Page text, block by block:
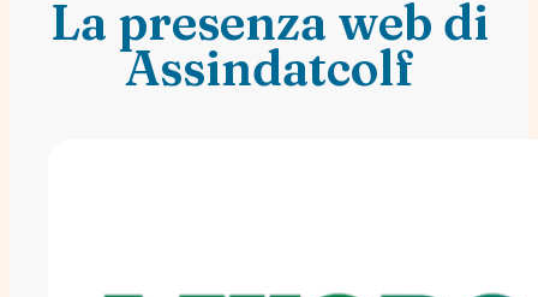
La presenza web di
Assindatcolf